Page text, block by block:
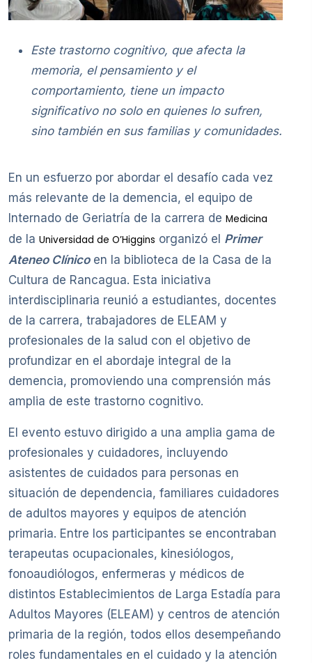
Este trastorno cognitivo, que afecta la
memoria, el pensamiento y el
comportamiento, tiene un impacto
significativo no solo en quienes lo sufren,
sino también en sus familias y comunidades.
En un esfuerzo por abordar el desafío cada vez
más relevante de la demencia, el equipo de
Internado de Geriatría de la carrera de Medicina
de la Universidad de O’Higgins organizó el Primer
Ateneo Clínicoen la biblioteca de la Casa de la
Cultura de Rancagua. Esta iniciativa
interdisciplinaria reunió a estudiantes, docentes
de la carrera, trabajadores de ELEAM y
profesionales de la salud con el objetivo de
profundizar en el abordaje integral de la
demencia, promoviendo una comprensión más
amplia de este trastorno cognitivo.
El evento estuvo dirigido a una amplia gama de
profesionales y cuidadores, incluyendo
asistentes de cuidados para personas en
situación de dependencia, familiares cuidadores
de adultos mayores y equipos de atención
primaria. Entre los participantes se encontraban
terapeutas ocupacionales, kinesiólogos,
fonoaudiólogos, enfermeras y médicos de
distintos Establecimientos de Larga Estadía para
Adultos Mayores (ELEAM) y centros de atención
primaria de la región, todos ellos desempeñando
roles fundamentales en el cuidado y la atención